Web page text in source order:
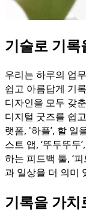
기술로 기
우리는 하루의 업
쉽고 아름답게 기
디자인을 모두 갖
디지털 굿즈를 쉽
랫폼, '하플’, 할 일
스트 앱, ‘뚜두뚜두
하는 피드백 툴, ‘
과 일상을 더 의미
기록을 가